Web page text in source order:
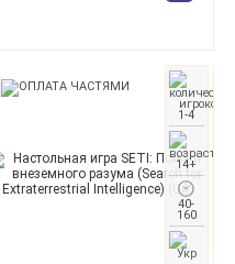
1-4
14+
40-
160